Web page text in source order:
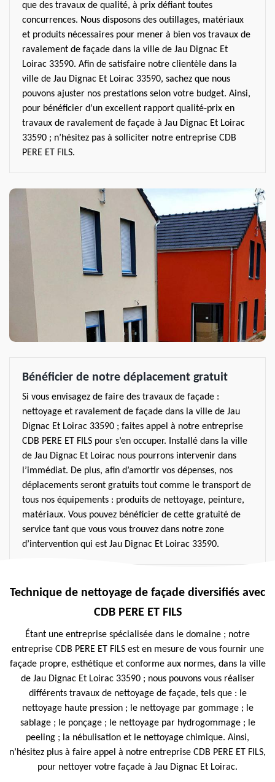
que des travaux de qualité, à prix défiant toutes
concurrences. Nous disposons des outillages, matériaux
et produits nécessaires pour mener à bien vos travaux de
ravalement de façade dans la ville de Jau Dignac Et
Loirac 33590. Afin de satisfaire notre clientèle dans la
ville de Jau Dignac Et Loirac 33590, sachez que nous
pouvons ajuster nos prestations selon votre budget. Ainsi,
pour bénéficier d’un excellent rapport qualité-prix en
travaux de ravalement de façade à Jau Dignac Et Loirac
33590 ; n’hésitez pas à solliciter notre entreprise CDB
PERE ET FILS.
Bénéficier de notre déplacement gratuit
Si vous envisagez de faire des travaux de façade :
nettoyage et ravalement de façade dans la ville de Jau
Dignac Et Loirac 33590 ; faites appel à notre entreprise
CDB PERE ET FILS pour s’en occuper. Installé dans la ville
de Jau Dignac Et Loirac nous pourrons intervenir dans
l’immédiat. De plus, afin d’amortir vos dépenses, nos
déplacements seront gratuits tout comme le transport de
tous nos équipements : produits de nettoyage, peinture,
matériaux. Vous pouvez bénéficier de cette gratuité de
service tant que vous vous trouvez dans notre zone
d’intervention qui est Jau Dignac Et Loirac 33590.
Technique de nettoyage de façade diversifiés avec
CDB PERE ET FILS
Étant une entreprise spécialisée dans le domaine ; notre
entreprise CDB PERE ET FILS est en mesure de vous fournir une
façade propre, esthétique et conforme aux normes, dans la ville
de Jau Dignac Et Loirac 33590 ; nous pouvons vous réaliser
différents travaux de nettoyage de façade, tels que : le
nettoyage haute pression ; le nettoyage par gommage ; le
sablage ; le ponçage ; le nettoyage par hydrogommage ; le
peeling ; la nébulisation et le nettoyage chimique. Ainsi,
n’hésitez plus à faire appel à notre entreprise CDB PERE ET FILS,
pour nettoyer votre façade à Jau Dignac Et Loirac.